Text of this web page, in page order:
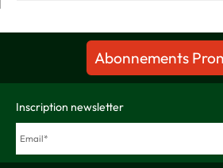
Abonnements
Inscription newsletter